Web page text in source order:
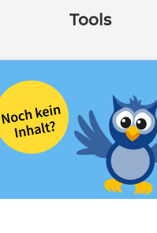
Tools